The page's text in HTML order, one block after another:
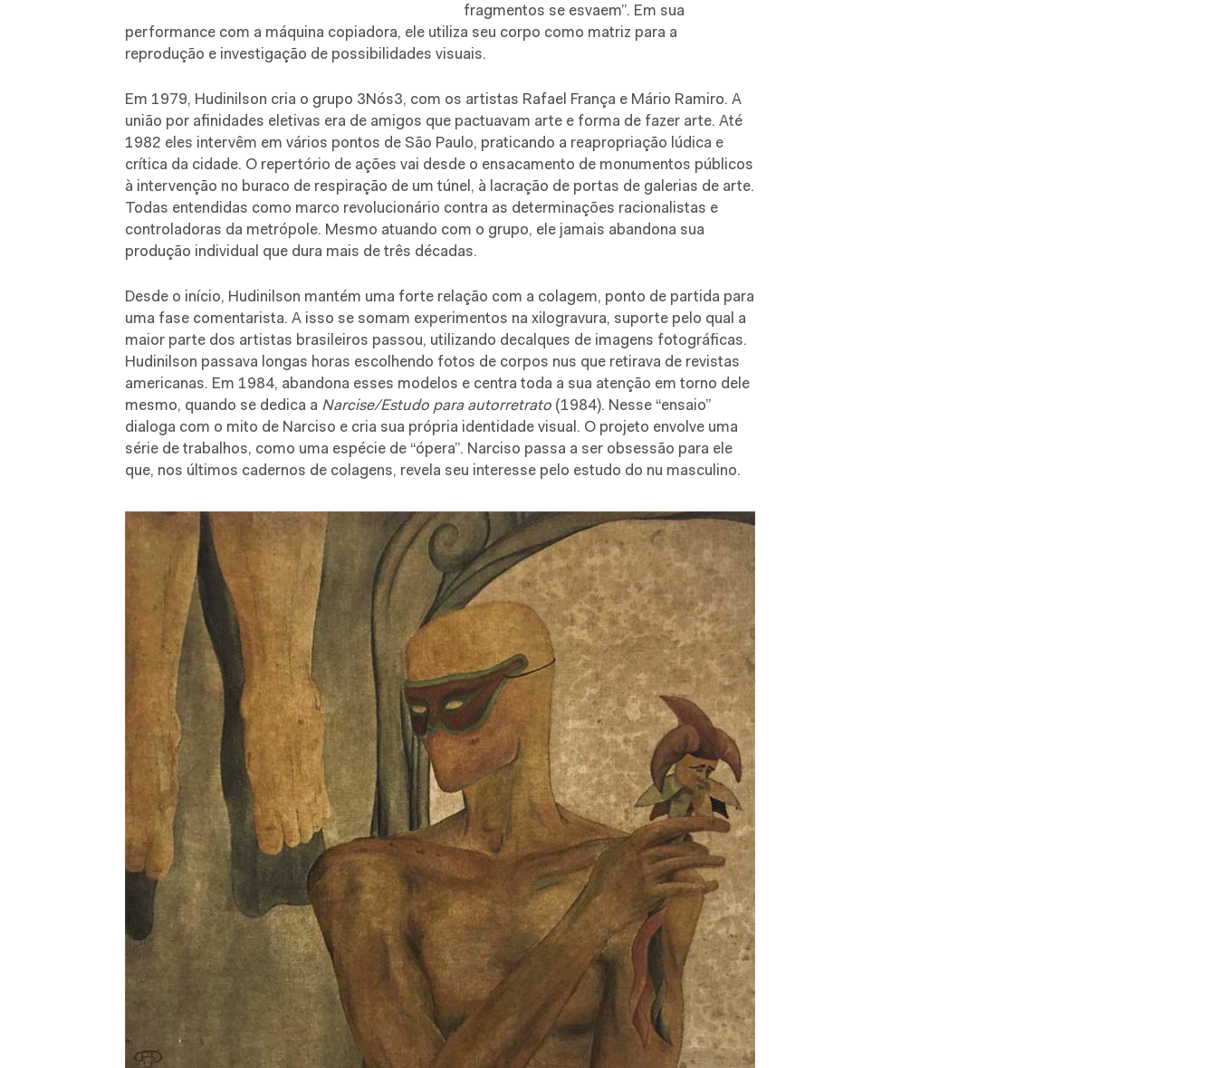
fragmentos se esvaem”. Em sua
performance com a máquina copiadora, ele utiliza seu corpo como matriz para a
reprodução e investigação de possibilidades visuais.
Em 1979, Hudinilson cria o grupo 3Nós3, com os artistas Rafael França e Mário Ramiro. A
união por afinidades eletivas era de amigos que pactuavam arte e forma de fazer arte. Até
1982 eles intervêm em vários pontos de São Paulo, praticando a reapropriação lúdica e
crítica da cidade. O repertório de ações vai desde o ensacamento de monumentos públicos
à intervenção no buraco de respiração de um túnel, à lacração de portas de galerias de arte.
Todas entendidas como marco revolucionário contra as determinações racionalistas e
controladoras da metrópole. Mesmo atuando com o grupo, ele jamais abandona sua
produção individual que dura mais de três décadas.
Desde o início, Hudinilson mantém uma forte relação com a colagem, ponto de partida para
uma fase comentarista. A isso se somam experimentos na xilogravura, suporte pelo qual a
maior parte dos artistas brasileiros passou, utilizando decalques de imagens fotográficas.
Hudinilson passava longas horas escolhendo fotos de corpos nus que retirava de revistas
americanas. Em 1984, abandona esses modelos e centra toda a sua atenção em torno dele
mesmo, quando se dedica a Narcise/Estudo para autorretrato (1984). Nesse “ensaio”
dialoga com o mito de Narciso e cria sua própria identidade visual. O projeto envolve uma
série de trabalhos, como uma espécie de “ópera”. Narciso passa a ser obsessão para ele
que, nos últimos cadernos de colagens, revela seu interesse pelo estudo do nu masculino.